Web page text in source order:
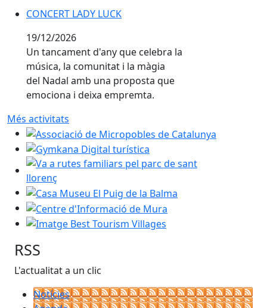
CONCERT LADY LUCK
19/12/2026
Un tancament d'any que celebra la
música, la comunitat i la màgia
del Nadal amb una proposta que
emociona i deixa empremta.
Més activitats
Associació de Micropobles de Catalunya
Gymkana Digital turística
Va a rutes familiars pel parc de sant llorenç
Casa Museu El Puig de la Balma
Centre d'Informació de Mura
Imatge Best Tourism Villages
RSS
L'actualitat a un clic
Notícies